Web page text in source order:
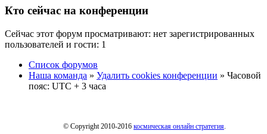
Кто сейчас на конференции
Сейчас этот форум просматривают: нет зарегистрированных
пользователей и гости: 1
Список форумов
Наша команда » Удалить cookies конференции » Часовой
пояс: UTC + 3 часа
© Copyright 2010-2016 космическая онлайн стратегия